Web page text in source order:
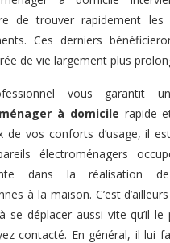
de trouver rapidement les
Ces derniers
de vie largement plus
vous garantit
à domicile rapide
de vos conforts d’usage, il
électroménagers
dans la réalisation
à la maison. C’est
se déplacer aussi vite qu’il le
contacté. En général, il lui